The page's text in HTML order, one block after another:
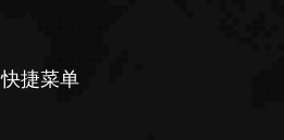
快捷菜单